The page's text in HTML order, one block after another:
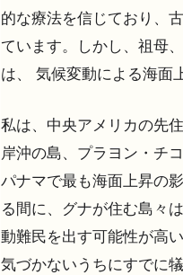
的な療法を信じており、
ています。しかし、祖母
は、 気候変動による海面
私は、中央アメリカの先
岸沖の島、プラヨン・チ
パナマで最も海面上昇の
る間に、グナが住む島々
動難民を出す可能性が高
気づかないうちにすでに